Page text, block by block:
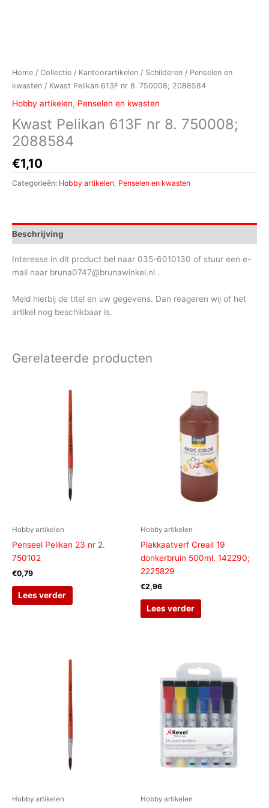
Home / Collectie / Kantoorartikelen / Schilderen / Penselen en
kwasten / Kwast Pelikan 613F nr 8. 750008; 2088584
Hobby artikelen, Penselen en kwasten
Kwast Pelikan 613F nr 8. 750008;
2088584
€1,10
Categorieën: Hobby artikelen Penselen en kwasten
Beschrijving
Interesse in dit product bel naar 035-6010130 of stuur een e-
mail naar bruna0747@brunawinkel.nl .
Meld hierbij de titel en uw gegevens. Dan reageren wij of het
artikel nog beschikbaar is.
Gerelateerde producten
Hobby artikelen
Penseel Pelikan 23 nr 2.
750102
€0,79
Lees verder
Hobby artikelen
Plakkaatverf Creall 19
donkerbruin 500ml. 142290;
2225829
€2,96
Lees verder
Hobby artikelen Hobby artikelen